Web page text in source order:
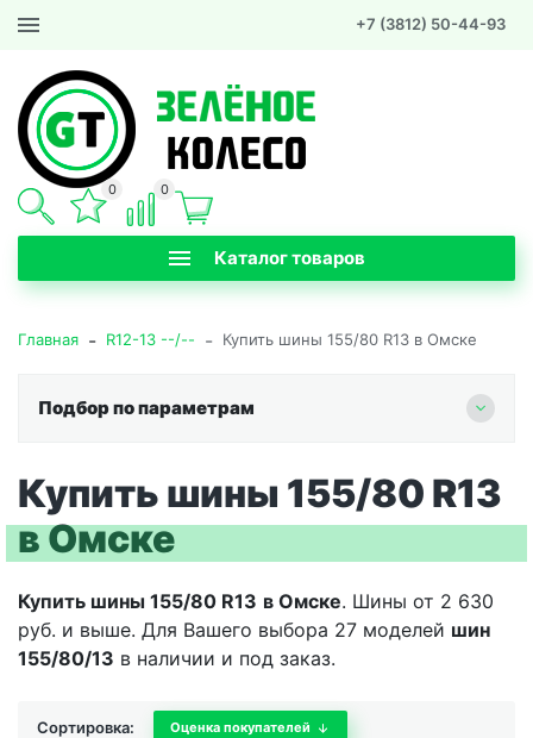
+7 (3812) 50-44-93
Каталог товаров
0 0
Главная - R12-13 --/-- - Купить шины 155/80 R13 в Омске
Подбор по параметрам
Купить шины 155/80 R13
в Омске
Купить шины 155/80 R13 в Омске. Шины от 2 630
руб. и выше. Для Вашего выбора 27 моделей шин
155/80/13 в наличии и под заказ.
Сортировка: Оценка покупателей